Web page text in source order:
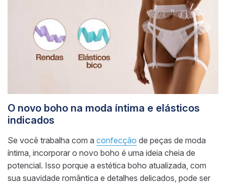
O novo boho na moda íntima e elásticos
indicados
Se você trabalha com a confecção de peças de moda
íntima, incorporar o novo boho é uma ideia cheia de
potencial. Isso porque a estética boho atualizada, com
sua suavidade romântica e detalhes delicados, pode ser